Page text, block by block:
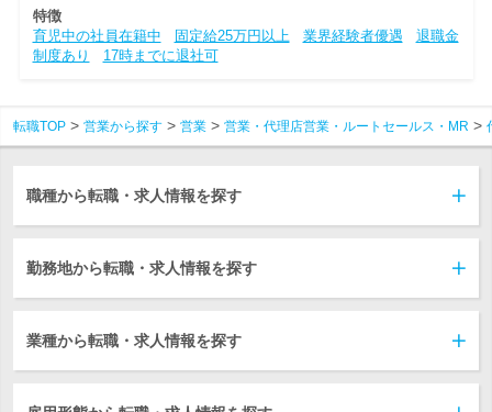
特徴
育児中の社員在籍中
固定給25万円以上 業界経験者優遇
退職金
制度あり
17時までに退社可
転職TOP 営業から探す 営業 営業・代理店営業・ルートセールス・MR
職種から転職・求人情報を探す
勤務地から転職・求人情報を探す
業種から転職・求人情報を探す